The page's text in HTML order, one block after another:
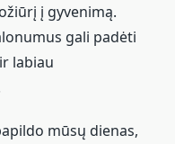
į gyvenimą.
gali padėti
labiau
mūsų dienas,